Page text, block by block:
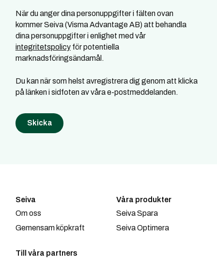
När du anger dina personuppgifter i fälten ovan
kommer Seiva (Visma Advantage AB) att behandla
dina personuppgifter i enlighet med vår
integritetspolicyför potentiella
marknadsföringsändamål.
Du kan när som helst avregistrera dig genom att klicka
på länken i sidfoten av våra e-postmeddelanden.
Seiva
Om oss
Gemensam köpkraft
Våra produkter
Seiva Spara
Seiva Optimera
Till våra partners